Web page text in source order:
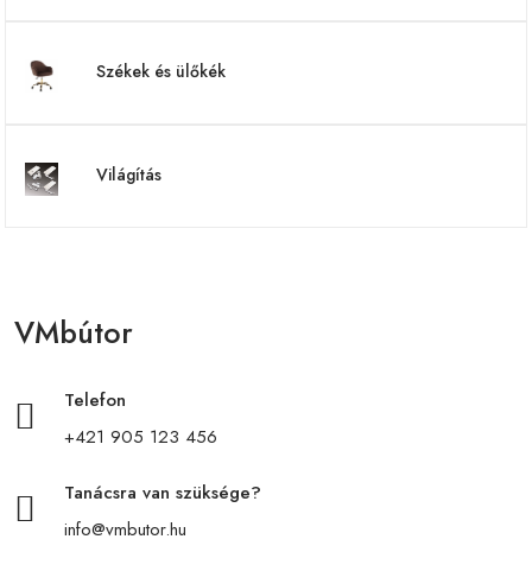
Székek és ülőkék
Világítás
VMbútor
Telefon
+421 905 123 456
Tanácsra van szüksége?
info@vmbutor.hu